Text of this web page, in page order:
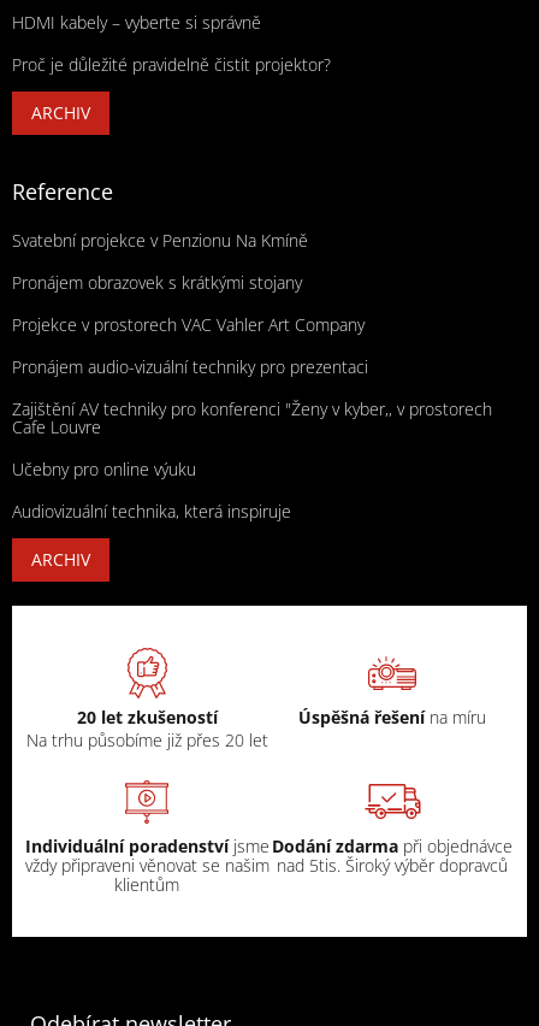
HDMI kabely – vyberte si správně
Proč je důležité pravidelně čistit projektor?
ARCHIV
Reference
Svatební projekce v Penzionu Na Kmíně
Pronájem obrazovek s krátkými stojany
Projekce v prostorech VAC Vahler Art Company
Pronájem audio-vizuální techniky pro prezentaci
Zajištění AV techniky pro konferenci "Ženy v kyber,, v prostorech
Cafe Louvre
Učebny pro online výuku
Audiovizuální technika, která inspiruje
ARCHIV
20 let zkušeností
Na trhu působíme již přes 20 let
Úspěšná řešení na míru
Individuální poradenstvíjsme
vždy připraveni věnovat se našim
klientům
Dodání zdarma při objednávce
nad 5tis. Široký výběr dopravců